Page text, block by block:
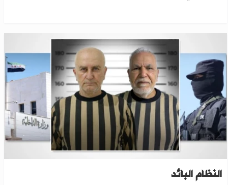
القبض على نائب رئيس الأركان ولواء طيار بعهد
النظام البائد